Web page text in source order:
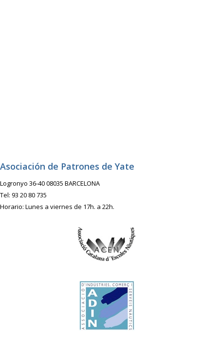
Asociación de Patrones de Yate
Logronyo 36-40 08035 BARCELONA
Tel: 93 20 80 735
Horario: Lunes a viernes de 17h. a 22h.